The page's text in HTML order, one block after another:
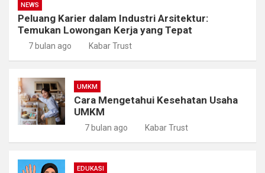
NEWS
Peluang Karier dalam Industri Arsitektur:
Temukan Lowongan Kerja yang Tepat
7 bulan ago Kabar Trust
UMKM
Cara Mengetahui Kesehatan Usaha
UMKM
7 bulan ago Kabar Trust
EDUKASI